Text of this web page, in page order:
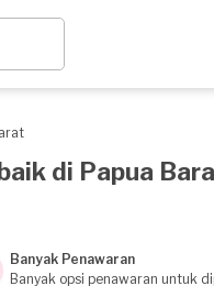
di Papua
Banyak Penawaran
Banyak opsi penawaran untuk